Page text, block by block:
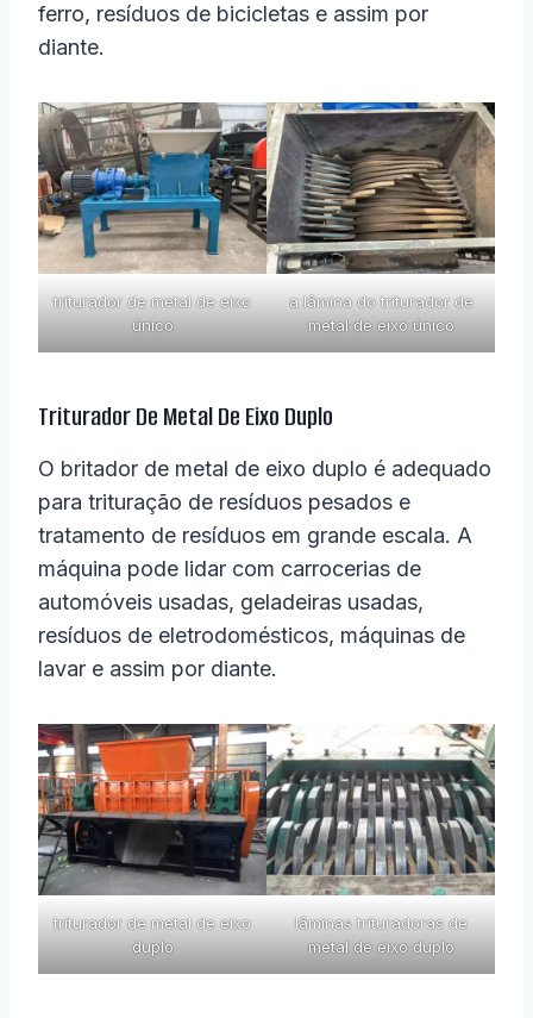
ferro, resíduos de bicicletas e assim por
diante.
triturador de metal de eixo
único
a lâmina do triturador de
metal de eixo único
Triturador De Metal De Eixo Duplo
O britador de metal de eixo duplo é adequado
para trituração de resíduos pesados ​​e
tratamento de resíduos em grande escala. A
máquina pode lidar com carrocerias de
automóveis usadas, geladeiras usadas,
resíduos de eletrodomésticos, máquinas de
lavar e assim por diante.
triturador de metal de eixo
duplo
lâminas trituradoras de
metal de eixo duplo